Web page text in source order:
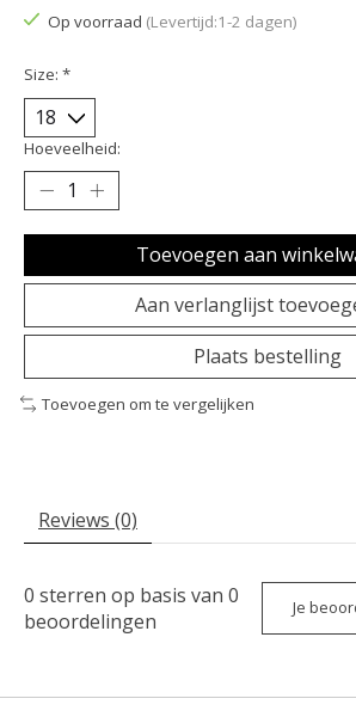
Op voorraad (Levertijd:1-2 dagen)
Size: *
Hoeveelheid:
Toevoegen aan
Aan verlanglijst
Plaats bestelling
Toevoegen om te vergelijken
Reviews (0)
0 sterren op basis van 0
beoordelingen
Je